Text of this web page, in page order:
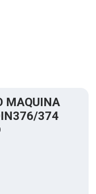
MAQUINA
374